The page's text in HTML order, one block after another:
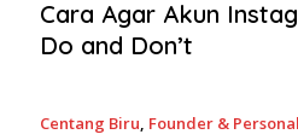
Cara Agar Akun
Do and Don’t
Centang Biru, Founder &